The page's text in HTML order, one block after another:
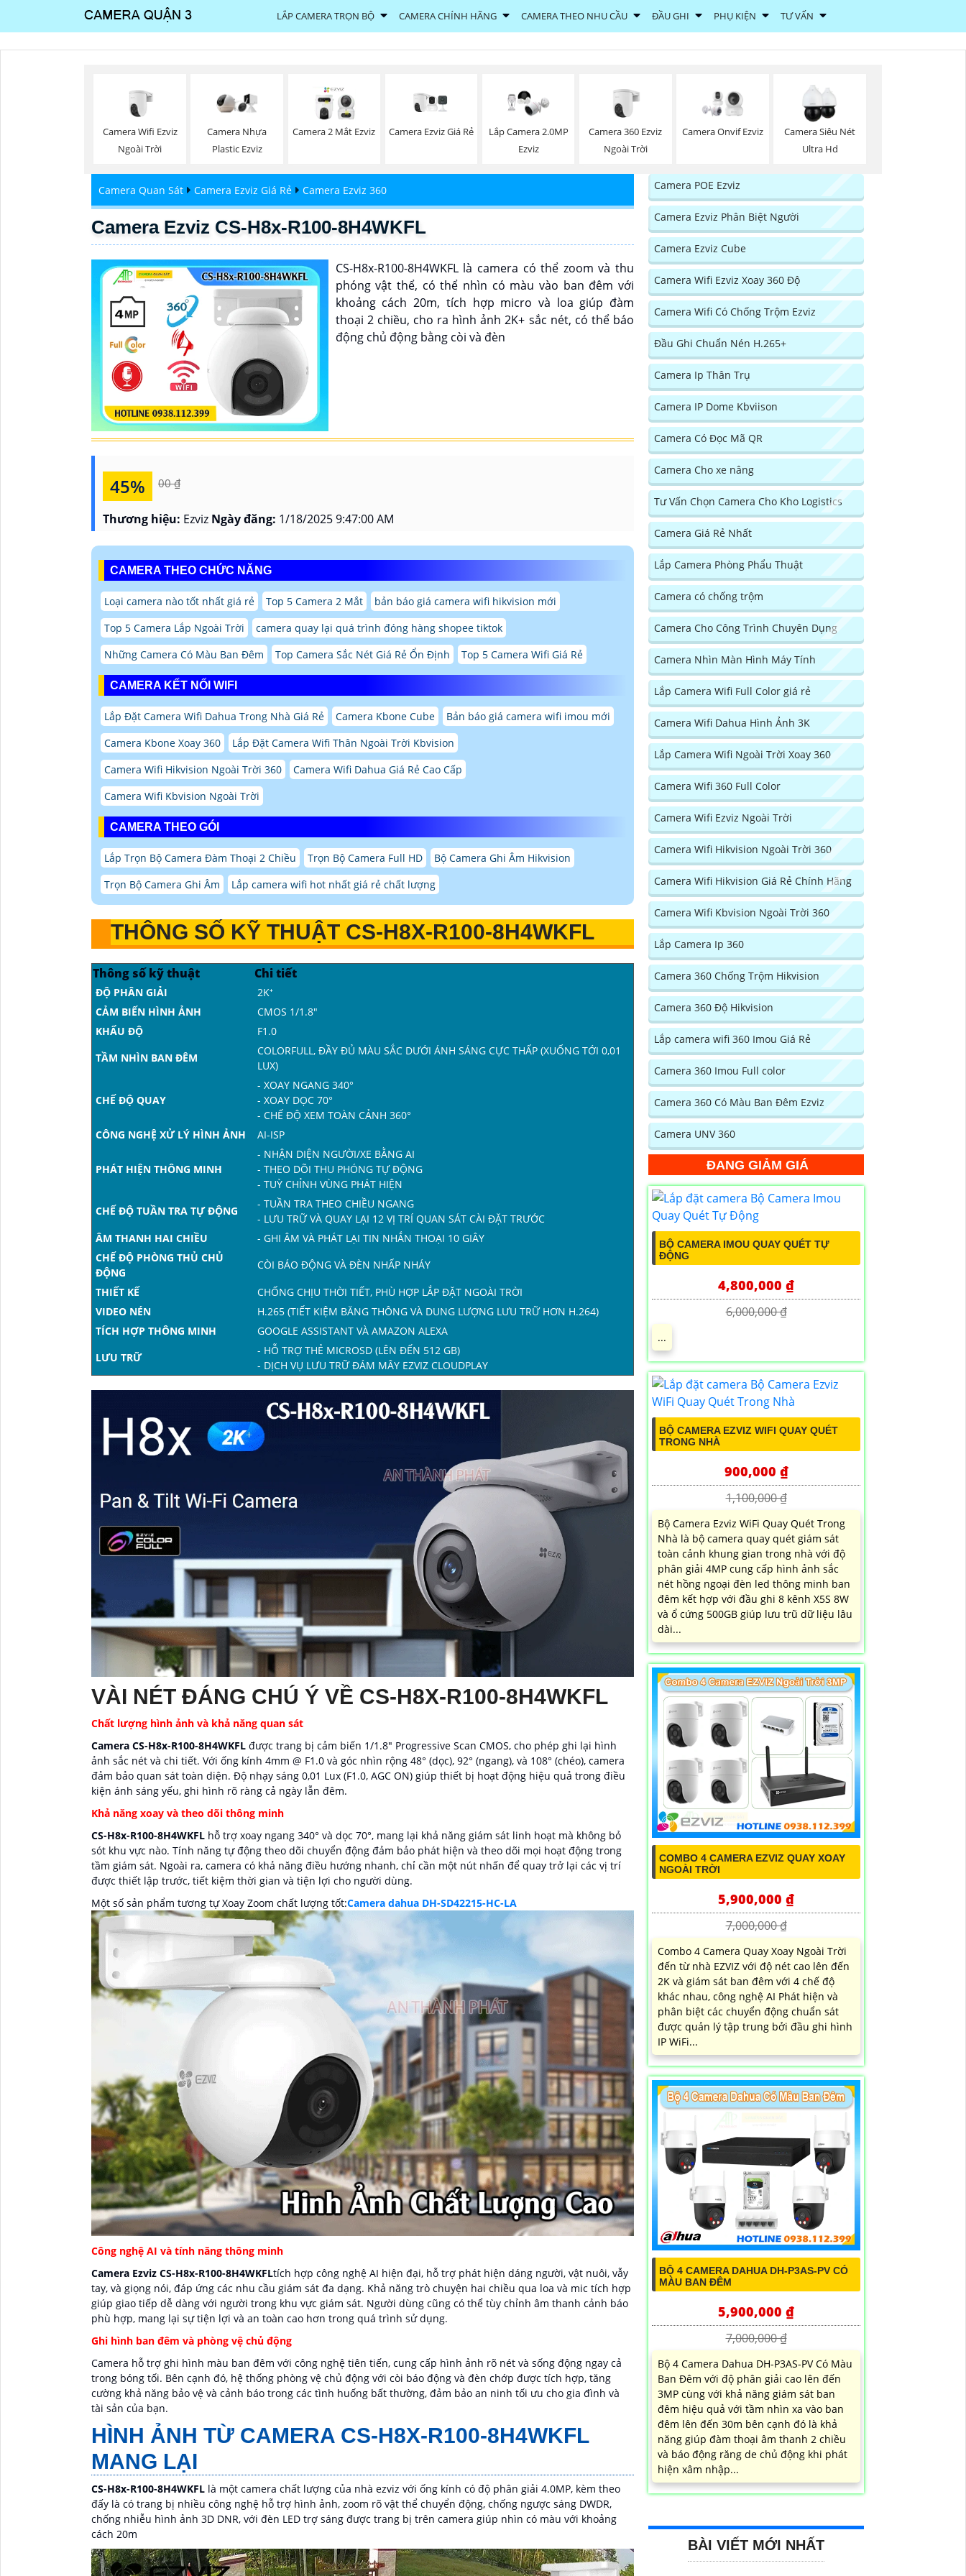
LẮP CAMERA TRỌN BỘ CAMERA CHÍNH HÃNG CAMERA THEO NHU CẦU ĐẦU GHI PHỤ KIỆN TƯ VẤN
Camera Wifi Ezviz
Ngoài Trời
Camera Nhựa
Plastic Ezviz
Camera 2 Mắt Ezviz Camera Ezviz Giá Rẻ
Lắp Camera 2.0MP
Ezviz
Camera 360 Ezviz
Ngoài Trời
Camera Onvif Ezviz
Camera Siêu Nét
Ultra Hd
Camera Quan Sát Camera Ezviz Giá Rẻ Camera Ezviz 360
Camera Ezviz CS-H8x-R100-8H4WKFL
CS-H8x-R100-8H4WKFL là camera có thể zoom và thu
phóng vật thể, có thể nhìn có màu vào ban đêm với
khoảng cách 20m, tích hợp micro và loa giúp đàm
thoại 2 chiều, cho ra hình ảnh 2K+ sắc nét, có thể báo
động chủ động bằng còi và đèn
45% 00 ₫
Thương hiệu: Ezviz Ngày đăng: 1/18/2025 9:47:00 AM
CAMERA THEO CHỨC NĂNG
Loại camera nào tốt nhất giá rẻ Top 5 Camera 2 Mắt
bản báo giá camera wifi hikvision mới
Top 5 Camera Lắp Ngoài Trời
camera quay lại quá trình đóng hàng shopee tiktok
Những Camera Có Màu Ban Đêm
Top Camera Sắc Nét Giá Rẻ Ổn Định Top 5 Camera Wifi Giá Rẻ
CAMERA KẾT NỐI WIFI
Lắp Đặt Camera Wifi Dahua Trong Nhà Giá Rẻ Camera Kbone Cube
Bản báo giá camera wifi imou mới
Camera Kbone Xoay 360
Lắp Đặt Camera Wifi Thân Ngoài Trời Kbvision
Camera Wifi Hikvision Ngoài Trời 360
Camera Wifi Dahua Giá Rẻ Cao Cấp
Camera Wifi Kbvision Ngoài Trời
CAMERA THEO GÓI
Lắp Trọn Bộ Camera Đàm Thoại 2 Chiều Trọn Bộ Camera Full HD
Bộ Camera Ghi Âm Hikvision
Trọn Bộ Camera Ghi Âm
Lắp camera wifi hot nhất giá rẻ chất lượng
THÔNG SỐ KỸ THUẬT CS-H8X-R100-8H4WKFL
Thông số kỹ thuật Chi tiết
ĐỘ PHÂN GIẢI
2K⁺
CẢM BIẾN HÌNH ẢNH
CMOS 1/1.8"
KHẨU ĐỘ
F1.0
TẦM NHÌN BAN ĐÊM
COLORFULL, ĐẦY ĐỦ MÀU SẮC DƯỚI ÁNH SÁNG CỰC THẤP (XUỐNG TỚI 0,01
LUX)
CHẾ ĐỘ QUAY
- XOAY NGANG 340°
- XOAY DỌC 70°
- CHẾ ĐỘ XEM TOÀN CẢNH 360°
CÔNG NGHỆ XỬ LÝ HÌNH ẢNH
AI-ISP
PHÁT HIỆN THÔNG MINH
- NHẬN DIỆN NGƯỜI/XE BẰNG AI
- THEO DÕI THU PHÓNG TỰ ĐỘNG
- TUỲ CHỈNH VÙNG PHÁT HIỆN
CHẾ ĐỘ TUẦN TRA TỰ ĐỘNG
- TUẦN TRA THEO CHIỀU NGANG
- LƯU TRỮ VÀ QUAY LẠI 12 VỊ TRÍ QUAN SÁT CÀI ĐẶT TRƯỚC
ÂM THANH HAI CHIỀU
- GHI ÂM VÀ PHÁT LẠI TIN NHẮN THOẠI 10 GIÂY
CHẾ ĐỘ PHÒNG THỦ CHỦ
ĐỘNG
CÒI BÁO ĐỘNG VÀ ĐÈN NHẤP NHÁY
THIẾT KẾ
CHỐNG CHỊU THỜI TIẾT, PHÙ HỢP LẮP ĐẶT NGOÀI TRỜI
VIDEO NÉN
H.265 (TIẾT KIỆM BĂNG THÔNG VÀ DUNG LƯỢNG LƯU TRỮ HƠN H.264)
TÍCH HỢP THÔNG MINH
GOOGLE ASSISTANT VÀ AMAZON ALEXA
LƯU TRỮ
- HỖ TRỢ THẺ MICROSD (LÊN ĐẾN 512 GB)
- DỊCH VỤ LƯU TRỮ ĐÁM MÂY EZVIZ CLOUDPLAY
VÀI NÉT ĐÁNG CHÚ Ý VỀ CS-H8X-R100-8H4WKFL
Chất lượng hình ảnh và khả năng quan sát
Camera CS-H8x-R100-8H4WKFL được trang bị cảm biến 1/1.8" Progressive Scan CMOS, cho phép ghi lại hình
ảnh sắc nét và chi tiết. Với ống kính 4mm @ F1.0 và góc nhìn rộng 48° (dọc), 92° (ngang), và 108° (chéo), camera
đảm bảo quan sát toàn diện. Độ nhạy sáng 0,01 Lux (F1.0, AGC ON) giúp thiết bị hoạt động hiệu quả trong điều
kiện ánh sáng yếu, ghi hình rõ ràng cả ngày lẫn đêm.
Khả năng xoay và theo dõi thông minh
CS-H8x-R100-8H4WKFL hỗ trợ xoay ngang 340° và dọc 70°, mang lại khả năng giám sát linh hoạt mà không bỏ
sót khu vực nào. Tính năng tự động theo dõi chuyển động đảm bảo phát hiện và theo dõi mọi hoạt động trong
tầm giám sát. Ngoài ra, camera có khả năng điều hướng nhanh, chỉ cần một nút nhấn để quay trở lại các vị trí
được thiết lập trước, tiết kiệm thời gian và tiện lợi cho người dùng.
Một số sản phẩm tương tự Xoay Zoom chất lượng tốt:Camera dahua DH-SD42215-HC-LA
Công nghệ AI và tính năng thông minh
Camera Ezviz CS-H8x-R100-8H4WKFLtích hợp công nghệ AI hiện đại, hỗ trợ phát hiện dáng người, vật nuôi, vẫy
tay, và giọng nói, đáp ứng các nhu cầu giám sát đa dạng. Khả năng trò chuyện hai chiều qua loa và mic tích hợp
giúp giao tiếp dễ dàng với người trong khu vực giám sát. Người dùng cũng có thể tùy chỉnh âm thanh cảnh báo
phù hợp, mang lại sự tiện lợi và an toàn cao hơn trong quá trình sử dụng.
Ghi hình ban đêm và phòng vệ chủ động
Camera hỗ trợ ghi hình màu ban đêm với công nghệ tiên tiến, cung cấp hình ảnh rõ nét và sống động ngay cả
trong bóng tối. Bên cạnh đó, hệ thống phòng vệ chủ động với còi báo động và đèn chớp được tích hợp, tăng
cường khả năng bảo vệ và cảnh báo trong các tình huống bất thường, đảm bảo an ninh tối ưu cho gia đình và
tài sản của bạn.
HÌNH ẢNH TỪ CAMERA CS-H8X-R100-8H4WKFL
MANG LẠI
CS-H8x-R100-8H4WKFL là một camera chất lượng của nhà ezviz với ống kính có độ phân giải 4.0MP, kèm theo
đấy là có trang bị nhiều công nghệ hỗ trợ hình ảnh, zoom rõ vật thể chuyển động, chống ngược sáng DWDR,
chống nhiễu hình ảnh 3D DNR, với đèn LED trợ sáng được trang bị trên camera giúp nhìn có màu với khoảng
cách 20m
Camera POE Ezviz
Camera Ezviz Phân Biệt Người
Camera Ezviz Cube
Camera Wifi Ezviz Xoay 360 Độ
Camera Wifi Có Chống Trộm Ezviz
Đầu Ghi Chuẩn Nén H.265+
Camera Ip Thân Trụ
Camera IP Dome Kbviison
Camera Có Đọc Mã QR
Camera Cho xe nâng
Tư Vấn Chọn Camera Cho Kho Logistics
Camera Giá Rẻ Nhất
Lắp Camera Phòng Phẩu Thuật
Camera có chống trộm
Camera Cho Công Trình Chuyên Dụng
Camera Nhìn Màn Hình Máy Tính
Lắp Camera Wifi Full Color giá rẻ
Camera Wifi Dahua Hình Ảnh 3K
Lắp Camera Wifi Ngoài Trời Xoay 360
Camera Wifi 360 Full Color
Camera Wifi Ezviz Ngoài Trời
Camera Wifi Hikvision Ngoài Trời 360
Camera Wifi Hikvision Giá Rẻ Chính Hãng
Camera Wifi Kbvision Ngoài Trời 360
Lắp Camera Ip 360
Camera 360 Chống Trộm Hikvision
Camera 360 Độ Hikvision
Lắp camera wifi 360 Imou Giá Rẻ
Camera 360 Imou Full color
Camera 360 Có Màu Ban Đêm Ezviz
Camera UNV 360
ĐANG GIẢM GIÁ
BỘ CAMERA IMOU QUAY QUÉT TỰ
ĐỘNG
4,800,000 ₫
6,000,000 ₫
...
BỘ CAMERA EZVIZ WIFI QUAY QUÉT
TRONG NHÀ
900,000 ₫
1,100,000 ₫
Bộ Camera Ezviz WiFi Quay Quét Trong
Nhà là bộ camera quay quét giám sát
toàn cảnh khung gian trong nhà với độ
phân giải 4MP cung cấp hình ảnh sắc
nét hồng ngoại đèn led thông minh ban
đêm kết hợp với đầu ghi 8 kênh X5S 8W
và ổ cứng 500GB giúp lưu trũ dữ liệu lâu
dài...
COMBO 4 CAMERA EZVIZ QUAY XOAY
NGOÀI TRỜI
5,900,000 ₫
7,000,000 ₫
Combo 4 Camera Quay Xoay Ngoài Trời
đến từ nhà EZVIZ với độ nét cao lên đến
2K và giám sát ban đêm với 4 chế độ
khác nhau, công nghệ AI Phát hiện và
phân biệt các chuyển động chuẩn sát
được quản lý tập trung bởi đầu ghi hình
IP WiFi...
BỘ 4 CAMERA DAHUA DH-P3AS-PV CÓ
MÀU BAN ĐÊM
5,900,000 ₫
7,000,000 ₫
Bộ 4 Camera Dahua DH-P3AS-PV Có Màu
Ban Đêm với độ phân giải cao lên đến
3MP cùng với khả năng giám sát ban
đêm hiệu quả với tầm nhìn xa vào ban
đêm lên đến 30m bên cạnh đó là khả
năng giúp đàm thoại âm thanh 2 chiều
và báo động răng de chủ động khi phát
hiện xâm nhập...
BÀI VIẾT MỚI NHẤT